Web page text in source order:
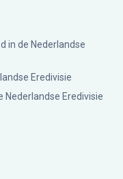
in de Nederlandse
Eredivisie
Eredivisie